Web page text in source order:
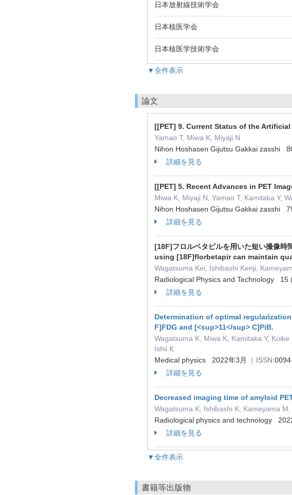
日本放射線技術学会
日本核医学会
日本核医学技術学会
▼全件表示
論文
[[PET] 9. Current Status of the
Yamao T, Miwa K, Miyaji N
Nihon Hoshasen Gijutsu Gakkai zasshi
詳細を見る
[[PET] 5. Recent Advances in PET
Miwa K, Miyaji N, Yamao T, Kamitaka Y,
Nihon Hoshasen Gijutsu Gakkai zasshi
詳細を見る
[18F]フロルベタピルを用いた短い撮像
using [18F]florbetapir can maintain
Wagatsuma Kei, Ishibashi Kenji,
Radiological Physics and Technology
詳細を見る
Determination of optimal
F]FDG and [<sup>11</sup> C]PiB.
Wagatsuma K, Miwa K, Kamitaka Y,
Ishii K
Medical physics 2022年3月
（ ISSN:
詳細を見る
Decreased imaging time of amyloid
Wagatsuma K, Ishibashi K, Kameyama
Radiological physics and technology
詳細を見る
▼全件表示
書籍等出版物